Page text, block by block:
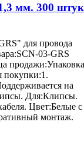
мм. 300 штук
для провода
03-GRS
покупки:1.
на
Для:Клипсы.
Цвет:Белые с
монтаж.